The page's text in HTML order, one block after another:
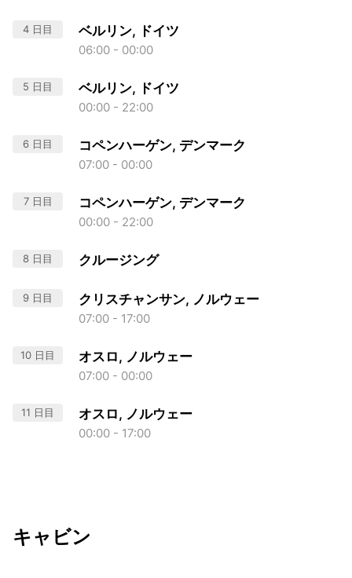
4 日目 ベルリン, ドイツ
06:00 - 00:00
5 日目 ベルリン, ドイツ
00:00 - 22:00
6 日目 コペンハーゲン, デンマーク
07:00 - 00:00
7 日目 コペンハーゲン, デンマーク
00:00 - 22:00
8 日目 クルージング
9 日目 クリスチャンサン, ノルウェー
07:00 - 17:00
10 日目 オスロ, ノルウェー
07:00 - 00:00
11 日目 オスロ, ノルウェー
00:00 - 17:00
キャビン